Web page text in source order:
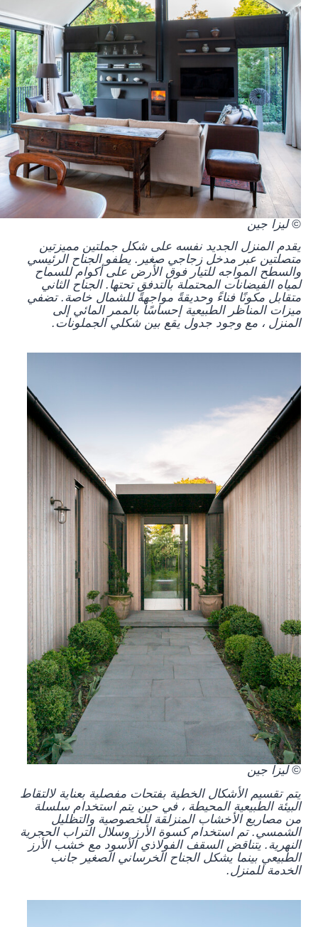
© ليزا جين
يقدم المنزل الجديد نفسه على شكل جملتين مميزتين
متصلتين عبر مدخل زجاجي صغير. يطفو الجناح الرئيسي
والسطح المواجه للتيار فوق الأرض على أكوام للسماح
لمياه الفيضانات المحتملة بالتدفق تحتها. الجناح الثاني
متقابل مكونًا فناءً وحديقةً مواجهةً للشمال خاصة. تضفي
ميزات المناظر الطبيعية إحساسًا بالممر المائي إلى
المنزل ، مع وجود جدول يقع بين شكلي الجملونات.
© ليزا جين
يتم تقسيم الأشكال الخطية بفتحات مفصلية بعناية لالتقاط
البيئة الطبيعية المحيطة ، في حين يتم استخدام سلسلة
من مصاريع الأخشاب المنزلقة للخصوصية والتظليل
الشمسي. تم استخدام كسوة الأرز وسلال التراب الحجرية
النهرية. يتناقض السقف الفولاذي الأسود مع خشب الأرز
الطبيعي بينما يشكل الجناح الخرساني الصغير جانب
الخدمة للمنزل.